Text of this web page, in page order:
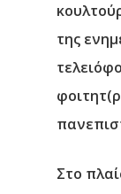
της
Στο